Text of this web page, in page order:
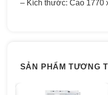
– Kích thước: Cao 1770
SẢN PHẨM TƯƠNG